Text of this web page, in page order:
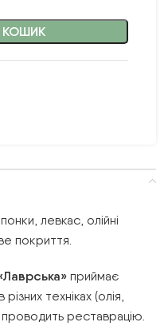
левкас, олійні
покриття.
приймає
різних техніках (олія,
проводить реставрацію.